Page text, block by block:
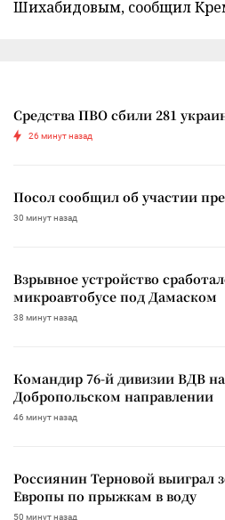
Шихабидовым, сообщил
Средства ПВО сбили 281
26 минут назад
Посол сообщил об участии
30 минут назад
Взрывное устройство
микроавтобусе под Дамаском
38 минут назад
Командир 76-й дивизии ВДВ
Добропольском направлении
46 минут назад
Россиянин Терновой выиграл
Европы по прыжкам в воду
50 минут назад